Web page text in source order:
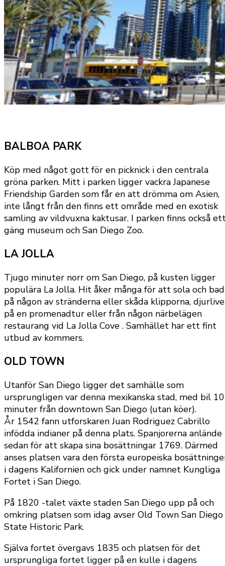
BALBOA PARK
Köp med något gott för en picknick i den centrala
gröna parken. Mitt i parken ligger vackra Japanese
Friendship Garden som får en att drömma om Asien,
inte långt från den finns ett område med en exotisk
samling av vildvuxna kaktusar. I parken finns också
gäng museum och San Diego Zoo.
LA JOLLA
Tjugo minuter norr om San Diego, på kusten ligger
populära La Jolla. Hit åker många för att sola och
på någon av stränderna eller skåda klipporna,
på en promenadtur eller från någon närbelägen
restaurang vid La Jolla Cove . Samhället har ett fint
utbud av kommers.
OLD TOWN
Utanför San Diego ligger det samhälle som
ursprungligen var denna mexikanska stad, med bil 10
minuter från downtown San Diego (utan köer).
År 1542 fann utforskaren Juan Rodriguez Cabrillo
infödda indianer på denna plats. Spanjorerna anlände
sedan för att skapa sina bosättningar 1769. Därmed
anses platsen vara den första europeiska
i dagens Kalifornien och gick under namnet Kungliga
Fortet i San Diego.
På 1820 -talet växte staden San Diego upp på och
omkring platsen som idag avser Old Town San Diego
State Historic Park.
Själva fortet övergavs 1835 och platsen för det
ursprungliga fortet ligger på en kulle i dagens